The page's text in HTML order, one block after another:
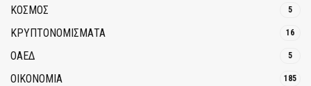
ΚΟΣΜΟΣ 5
ΚΡΥΠΤΟΝΟΜΊΣΜΑΤΑ 16
ΟΑΕΔ 5
ΟΙΚΟΝΟΜΙΑ 185